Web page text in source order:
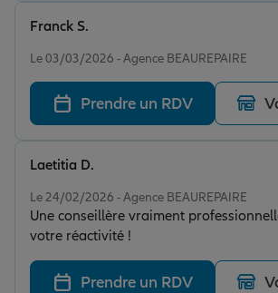
Le 03/03/2026 - Agence BEAUREPAIRE
Franck S.
Prendre un RDV
Le 24/02/2026 - Agence BEAUREPAIRE
Une conseillère vraiment
votre réactivité !
Laetitia D.
Prendre un RDV